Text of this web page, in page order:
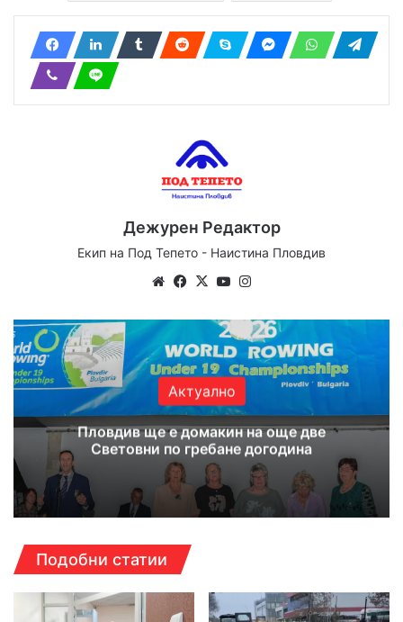
Дежурен Редактор
Екип на Под Тепето - Наистина Пловдив
WebsiteFacebook
X YouTube
Актуално
Пловдив ще е домакин на още две
Световни по гребане догодина
Подобни статии